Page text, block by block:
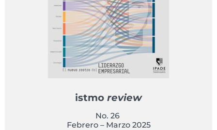
istmo review
No. 26
Febrero – Marzo 2025